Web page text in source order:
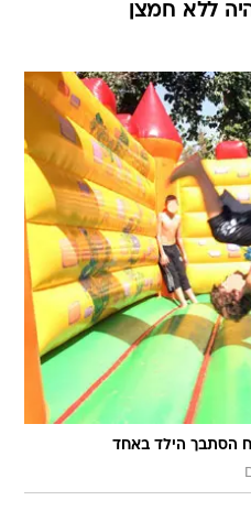
ללא חמצן
הסתבך הילד באחד